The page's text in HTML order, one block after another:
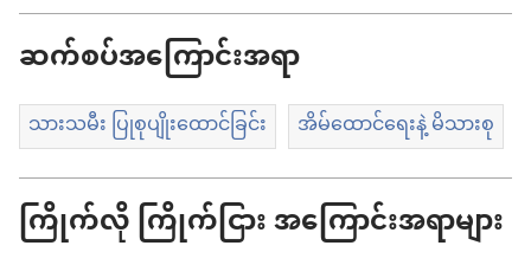
ဆက်စပ်အကြောင်းအရာ
သားသမီး ပြုစုပျိုးထောင်ခြင်း အိမ်ထောင်ရေးနဲ့ မိသားစု
ကြိုက်လို ကြိုက်ငြား အကြောင်းအရာများ